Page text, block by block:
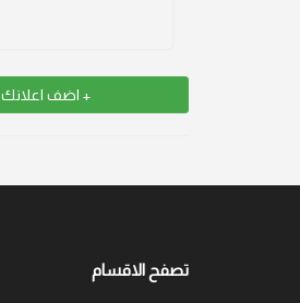
+ اضف اعلانك
تصفح الاقسام